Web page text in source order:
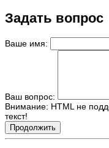
Задать вопрос
Ваше имя:
Ваш вопрос:
Внимание: HTML не
текст!
Продолжить